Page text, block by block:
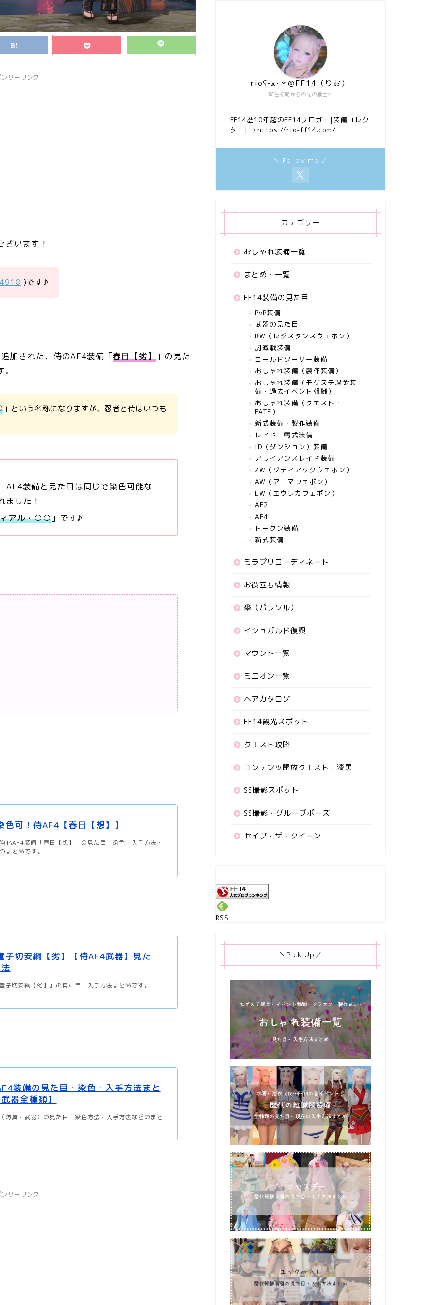
サーリンク
います！
)です♪
加された、侍のAF4装備「春日【劣】
」の見た
」という名称になりますが、忍者と侍はいつも
装備と見た目は同じで染色可能な
ました！
アル・○○」です♪
可！侍AF4【春日【想】】
化AF4装備「春日【想】」の見た目・染色・入手方法・
まとめです。...
子切安綱【劣】【侍AF4武器】見た
子切安綱【劣】」の見た目・入手方法まとめです。...
装備の見た目・染色・入手方法まと
器全種類】
防具・武器）の見た目・染色方法・入手方法などのまと
サーリンク
新生初期からの光の戦士✩
rioʕ•ﻌ•＊@FF14（りお）
FF14歴10年超のFF14ブロガー|装備コレク
ター| →https://rio-ff14.com/
＼ Follow me ／
カテゴリー
おしゃれ装備一覧
まとめ・一覧
FF14装備の見た目
PvP装備
武器の見た目
RW（レジスタンスウェポン）
討滅戦装備
ゴールドソーサー装備
おしゃれ装備（製作装備）
おしゃれ装備（モグステ課金装
備・過去イベント報酬）
おしゃれ装備（クエスト・
FATE）
新式装備・製作装備
レイド・零式装備
ID（ダンジョン）装備
アライアンスレイド装備
ZW（ゾディアックウェポン）
AW（アニマウェポン）
EW（エウレカウェポン）
AF2
AF4
トークン装備
新式装備
ミラプリコーディネート
お役立ち情報
傘（パラソル）
イシュガルド復興
マウント一覧
ミニオン一覧
ヘアカタログ
FF14観光スポット
クエスト攻略
コンテンツ開放クエスト : 漆黒
SS撮影スポット
SS撮影・グループポーズ
セイブ・ザ・クイーン
RSS
＼Pick Up／